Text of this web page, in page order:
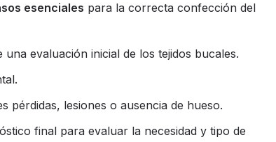
esenciales para la correcta confección del
evaluación inicial de los tejidos bucales.
pérdidas, lesiones o ausencia de hueso.
final para evaluar la necesidad y tipo de